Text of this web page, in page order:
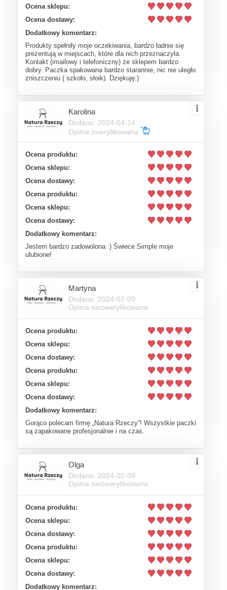
Ocena sklepu:
Ocena dostawy:
Dodatkowy komentarz:
Produkty spełniły moje oczekiwania, bardzo ładnie się
prezentują w miejscach, które dla nich przeznaczyła.
Kontakt (imailowy i telefoniczny) że sklepem bardzo
dobry. Paczka spakowana bardzo starannie, nic nie uległo
zniszczeniu ( szkoło, słoik). Dziękuję:)
Karolina
Dodano: 2024-04-14
Opinia zweryfikowana
Ocena produktu:
Ocena sklepu:
Ocena dostawy:
Ocena produktu:
Ocena sklepu:
Ocena dostawy:
Dodatkowy komentarz:
Jestem bardzo zadowolona :) Świece Simple moje
ulubione!
Martyna
Dodano: 2024-02-09
Opinia niezweryfikowana
Ocena produktu:
Ocena sklepu:
Ocena dostawy:
Ocena produktu:
Ocena sklepu:
Ocena dostawy:
Dodatkowy komentarz:
Gorąco polecam firmę „Natura Rzeczy”! Wszystkie paczki
są zapakowane profesjonalnie i na czas.
Olga
Dodano: 2024-02-09
Opinia niezweryfikowana
Ocena produktu:
Ocena sklepu:
Ocena dostawy:
Ocena produktu:
Ocena sklepu:
Ocena dostawy:
Dodatkowy komentarz: